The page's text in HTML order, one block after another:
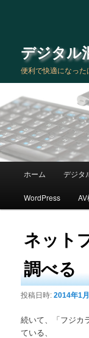
デジタル
便利で快適になった
メインコンテン
サブコンテンツ
ホーム デジタ
WordPress
ネット
調べる
投稿日時:2014年1
続いて、「フジカ
ている、